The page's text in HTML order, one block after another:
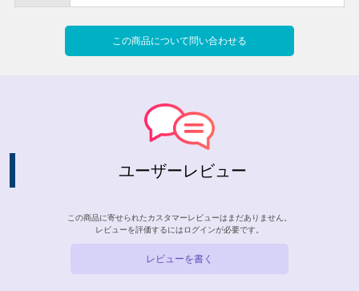
この商品について問い合わせる
ユーザーレビュー
この商品に寄せられたカスタマーレビューはまだありません。
レビューを評価するには ログインが必要です。
レビューを書く